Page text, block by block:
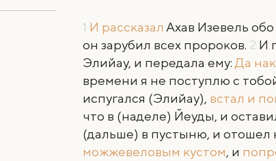
1 И рассказал Ахав Изевель
он зарубил всех пророков. 2 И
Элийау, и передала ему: Да
времени я не поступлю с
испугался (Элийау), встал и
что в (наделе) Йеуды, и
(дальше) в пустыню, и отошел
можжевеловым кустом, и